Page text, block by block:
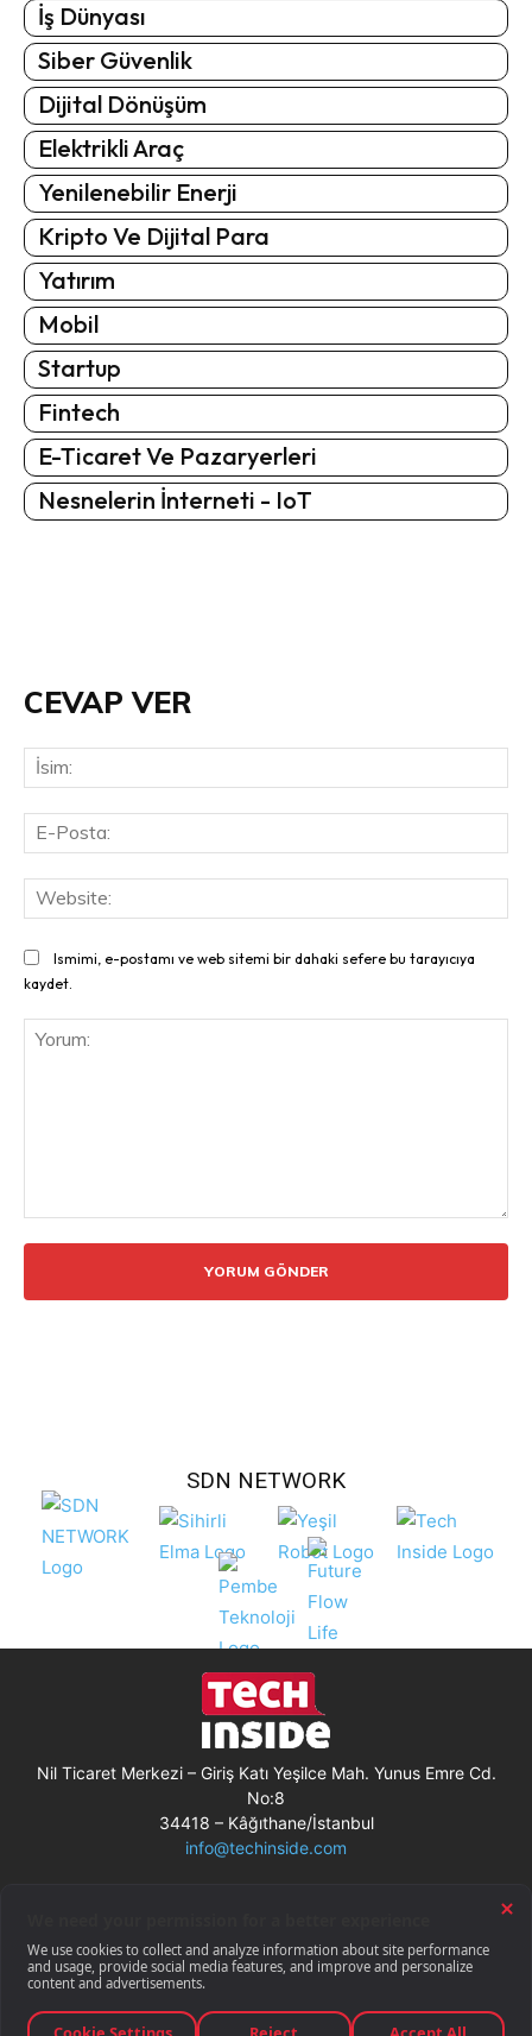
İş Dünyası
Siber Güvenlik
Dijital Dönüşüm
Elektrikli Araç
Yenilenebilir Enerji
Kripto Ve Dijital Para
Yatırım
Mobil
Startup
Fintech
E-Ticaret Ve Pazaryerleri
Nesnelerin İnterneti - IoT
CEVAP VER
Ismimi, e-postamı ve web sitemi bir dahaki sefere bu tarayıcıya
kaydet.
SDN NETWORK
Nil Ticaret Merkezi – Giriş Katı Yeşilce Mah. Yunus Emre Cd.
No:8
34418 – Kâğıthane/İstanbul
info@techinside.com
Gizlilik Bildirimi
RSS